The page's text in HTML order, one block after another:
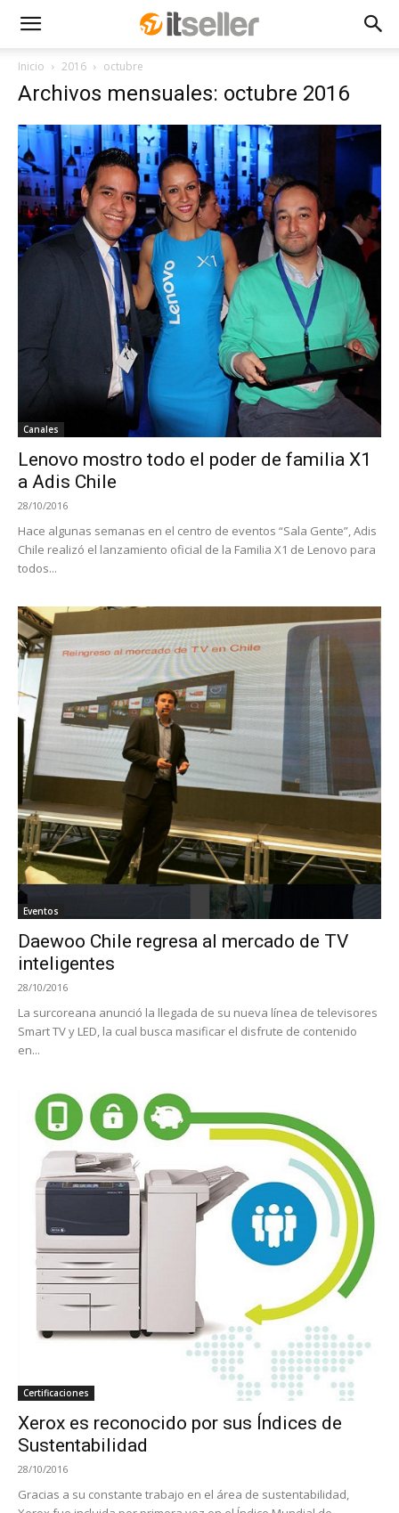
Inicio 2016 octubre
Archivos mensuales: octubre 2016
Canales
Lenovo mostro todo el poder de familia X1
a Adis Chile
28/10/2016
Hace algunas semanas en el centro de eventos “Sala Gente”, Adis
Chile realizó el lanzamiento oficial de la Familia X1 de Lenovo para
todos...
Eventos
Daewoo Chile regresa al mercado de TV
inteligentes
28/10/2016
La surcoreana anunció la llegada de su nueva línea de televisores
Smart TV y LED, la cual busca masificar el disfrute de contenido
en...
Certificaciones
Xerox es reconocido por sus Índices de
Sustentabilidad
28/10/2016
Gracias a su constante trabajo en el área de sustentabilidad,